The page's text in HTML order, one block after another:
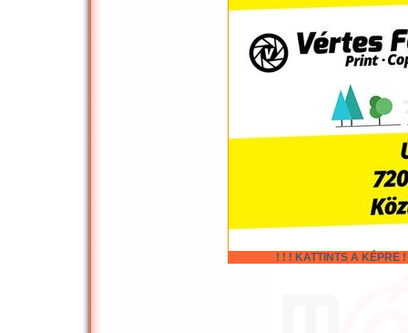
! ! ! KATTINTS A KÉPRE